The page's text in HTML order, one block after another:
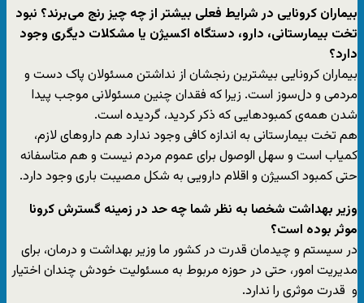
بیماران کرونایی در شرایط فعلی بیشتر از چه چیز رنج می‌برند؟ نبود
تخت بیمارستانی، دارو، دستگاه اکسیژن یا مشکلات دیگری وجود
دارد؟
بیماران کرونایی بیشترین رنجشان از نداشتن مسئولان پاک دست و
مردمی و دل‌سوز است. زیرا که فقدان چنین مسئولانی موجب پیدا
شدن همه‌ی کمبودهایی که ذکر کردید، گردیده است.
هم تخت بیمارستانی به اندازه کافی وجود ندارد هم داروهای لازم،
کمیاب است و سهل الوصول برای عموم مردم نیست و هم متاسفانه
حتی کمبود اکسیژن و اقلام دارویی به شکل مصیبت باری وجود دارد.
وزیر بهداشت شخصا به نظر شما چه حد در زمینه گسترش کرونا
موثر بوده است؟
در سیستم و چیدمان قدرت در کشور ما وزیر بهداشت و درمان، برای
مدیریت امور، حتی در حوزه مربوط به مسئولیت خودش چندان اختیار
و قدرت موثری را ندارد.